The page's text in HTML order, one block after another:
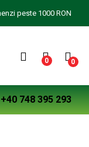
peste 1000 RON
0 0
+40 748 395 293